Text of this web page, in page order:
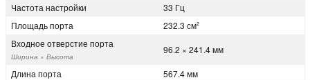
Частота настройки
33 Гц
Площадь порта
232.3 см2
Входное отверстие порта
Ширина × Высота
96.2 × 241.4 мм
Длина порта 567.4 мм